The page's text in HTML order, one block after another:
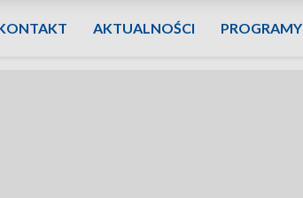
AKTUALNOŚCI PROGRAMY